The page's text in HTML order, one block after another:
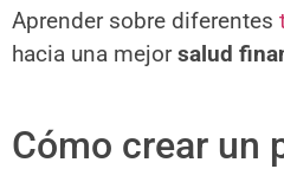
Aprender sobre diferentes
hacia una mejorsalud
Cómo crear un